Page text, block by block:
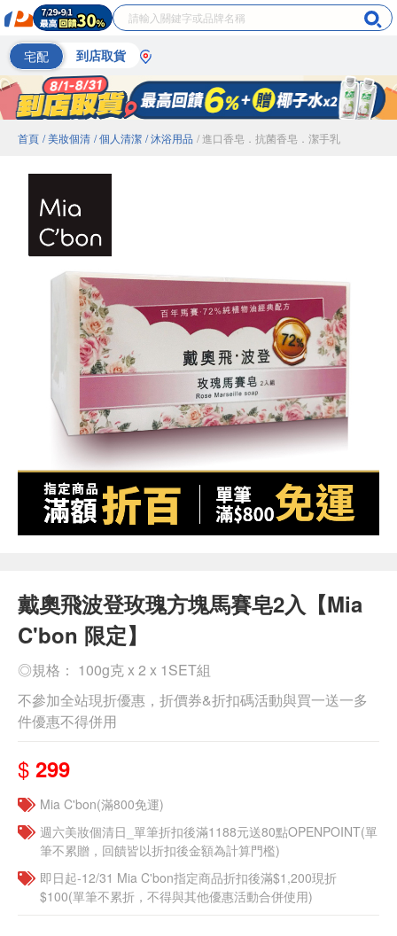
宅配 到店取貨
首頁 / 美妝個清 / 個人清潔 / 沐浴用品 / 進口香皂．抗菌香皂．潔手乳
戴奧飛波登玫瑰方塊馬賽皂2入【Mia
C'bon 限定】
◎規格： 100g克 x 2 x 1SET組
不參加全站現折優惠，折價券&折扣碼活動與買一送一多
件優惠不得併用
$ 299
Mia C'bon(滿800免運)
週六美妝個清日_單筆折扣後滿1188元送80點OPENPOINT(單
筆不累贈，回饋皆以折扣後金額為計算門檻)
即日起-12/31 Mia C'bon指定商品折扣後滿$1,200現折
$100(單筆不累折，不得與其他優惠活動合併使用)